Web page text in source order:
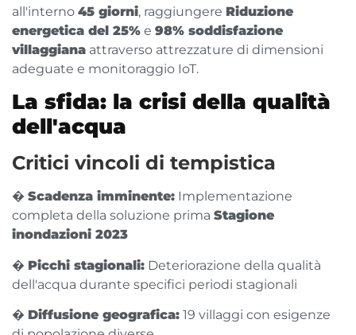
all'interno 45 giorni, raggiungere Riduzione
energetica del 25% e 98% soddisfazione
villaggiana attraverso attrezzature di dimensioni
adeguate e monitoraggio IoT.
La sfida: la crisi della qualità
dell'acqua
Critici vincoli di tempistica
�️ Scadenza imminente: Implementazione
completa della soluzione prima Stagione
inondazioni 2023
� Picchi stagionali: Deteriorazione della qualità
dell'acqua durante specifici periodi stagionali
� Diffusione geografica: 19 villaggi con esigenze